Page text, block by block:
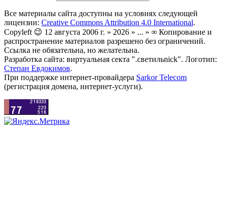
Все материалы сайта доступны на условиях следующей
лицензии: Creative Commons Attribution 4.0 International.
Copyleft 😉 12 августа 2006 г. » 2026 » ... » ∞ Копирование и
распространение материалов разрешено без ограничений.
Ссылка не обязательна, но желательна.
Разработка сайта: виртуальная секта ".светильnick". Логотип:
Степан Евдокимов.
При поддержке интернет-провайдера Sarkor Telecom
(регистрация домена, интернет-услуги).